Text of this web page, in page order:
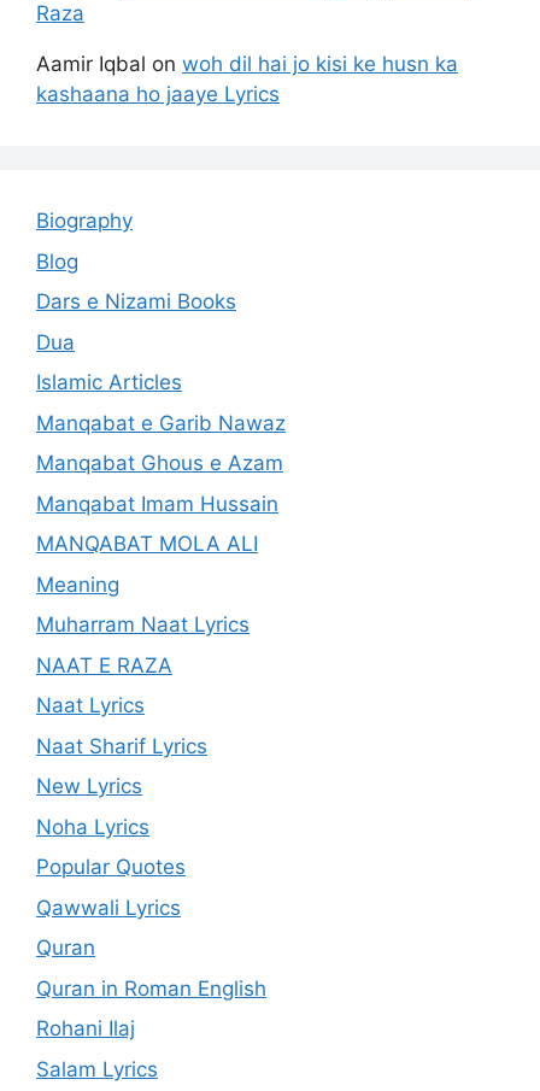
Raza
Aamir Iqbal on woh dil hai jo kisi ke husn ka
kashaana ho jaaye Lyrics
Biography
Blog
Dars e Nizami Books
Dua
Islamic Articles
Manqabat e Garib Nawaz
Manqabat Ghous e Azam
Manqabat Imam Hussain
MANQABAT MOLA ALI
Meaning
Muharram Naat Lyrics
NAAT E RAZA
Naat Lyrics
Naat Sharif Lyrics
New Lyrics
Noha Lyrics
Popular Quotes
Qawwali Lyrics
Quran
Quran in Roman English
Rohani Ilaj
Salam Lyrics